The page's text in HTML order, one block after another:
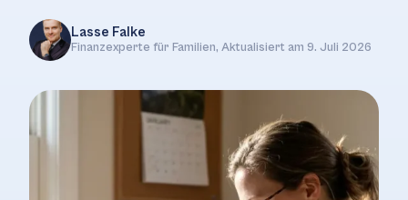
Lasse Falke
Finanzexperte für Familien, Aktualisiert am 9. Juli 2026